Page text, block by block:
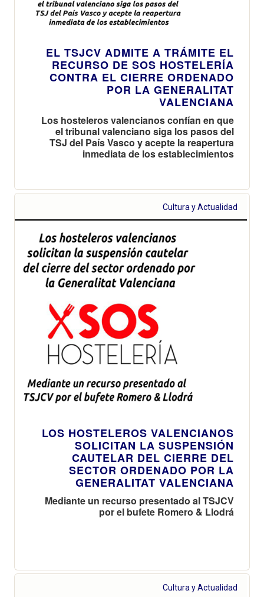
EL TSJCV ADMITE A TRÁMITE EL
RECURSO DE SOS HOSTELERÍA
CONTRA EL CIERRE ORDENADO
POR LA GENERALITAT
VALENCIANA
Los hosteleros valencianos confían en que
el tribunal valenciano siga los pasos del
TSJ del País Vasco y acepte la reapertura
inmediata de los establecimientos
Cultura y Actualidad
LOS HOSTELEROS VALENCIANOS
SOLICITAN LA SUSPENSIÓN
CAUTELAR DEL CIERRE DEL
SECTOR ORDENADO POR LA
GENERALITAT VALENCIANA
Mediante un recurso presentado al TSJCV
por el bufete Romero & Llodrá
Cultura y Actualidad